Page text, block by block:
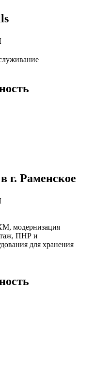
г. Раменское
модернизация
ПНР и
для хранения